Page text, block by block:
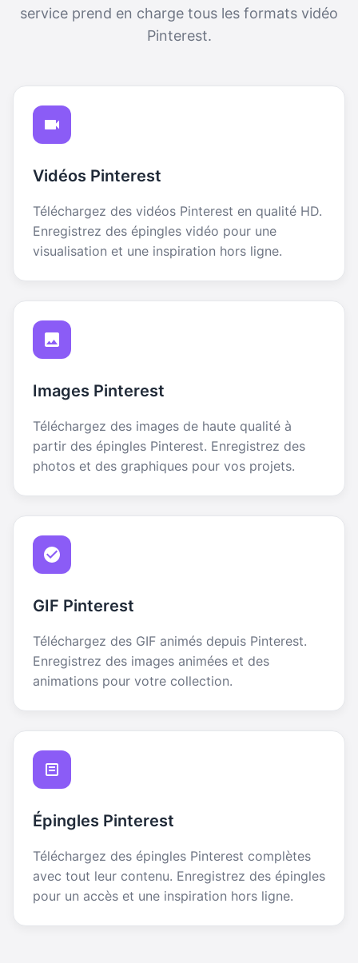
service prend en charge tous les formats vidéo
Pinterest.
Vidéos Pinterest
Téléchargez des vidéos Pinterest en qualité HD.
Enregistrez des épingles vidéo pour une
visualisation et une inspiration hors ligne.
Images Pinterest
Téléchargez des images de haute qualité à
partir des épingles Pinterest. Enregistrez des
photos et des graphiques pour vos projets.
GIF Pinterest
Téléchargez des GIF animés depuis Pinterest.
Enregistrez des images animées et des
animations pour votre collection.
Épingles Pinterest
Téléchargez des épingles Pinterest complètes
avec tout leur contenu. Enregistrez des épingles
pour un accès et une inspiration hors ligne.